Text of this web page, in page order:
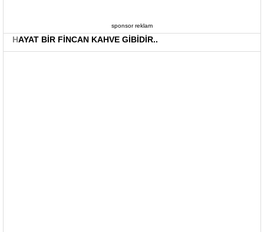
sponsor reklam
HAYAT BİR FİNCAN KAHVE GİBİDİR..